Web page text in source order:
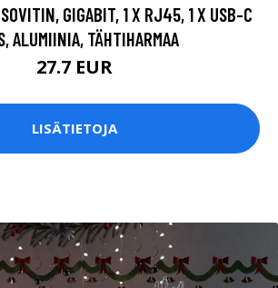
GIGABIT, 1 X RJ45, 1 X USB-C
ALUMIINIA, TÄHTIHARMAA
27.7 EUR
LISÄTIETOJA